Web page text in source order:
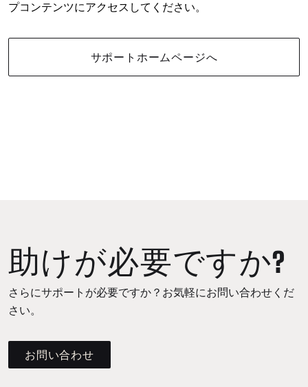
プコンテンツにアクセスしてください。
サポートホームページへ
助けが必要ですか?
さらにサポートが必要ですか？お気軽にお問い合わせくだ
さい。
お問い合わせ